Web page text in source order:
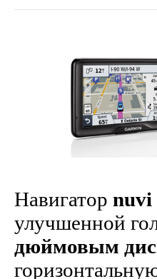
Навигатор nuvi
улучшенной
дюймовым